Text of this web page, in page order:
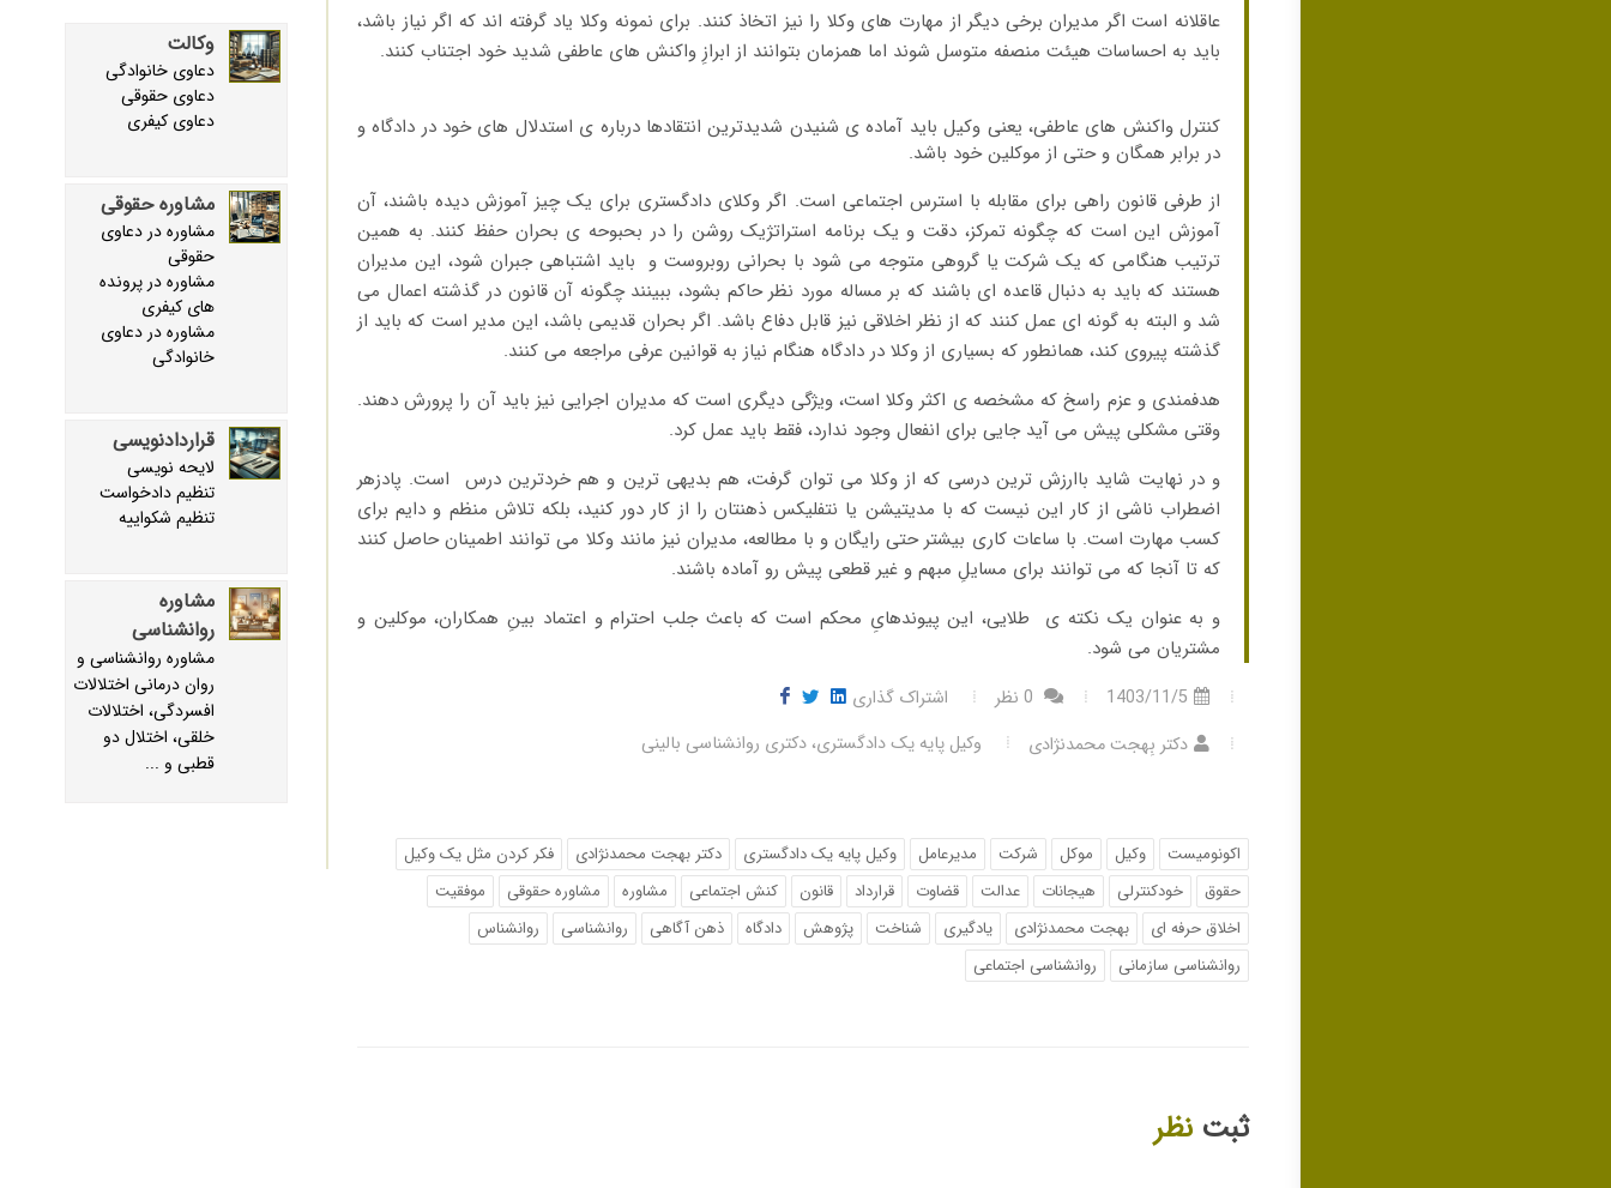
عاقلانه است اگر مدیران برخی دیگر از مهارت های وکلا را نیز اتخاذ کنند. برای نمونه وکلا یاد گرفته اند که اگر نیاز باشد،
باید به احساسات هیئت منصفه متوسل شوند اما همزمان بتوانند از ابرازِ واکنش های عاطفی شدید خود اجتناب کنند.
کنترل واکنش های عاطفی، یعنی وکیل باید آماده ی شنیدن شدیدترین انتقادها درباره ی استدلال های خود در دادگاه و
در برابر همگان و حتی از موکلین خود باشد.
از طرفی قانون راهی برای مقابله با استرس اجتماعی است. اگر وکلای دادگستری برای یک چیز آموزش دیده باشند، آن
آموزش این است که چگونه تمرکز، دقت و یک برنامه استراتژیک روشن را در بحبوحه ی بحران حفظ کنند. به همین
ترتیب هنگامی که یک شرکت یا گروهی متوجه می شود با بحرانی روبروست و باید اشتباهی جبران شود، این مدیران
هستند که باید به دنبال قاعده ای باشند که بر مساله مورد نظر حاکم بشود، ببینند چگونه آن قانون در گذشته اعمال می
شد و البته به گونه ای عمل کنند که از نظر اخلاقی نیز قابل دفاع باشد. اگر بحران قدیمی باشد، این مدیر است که باید از
گذشته پیروی کند، همانطور که بسیاری از وکلا در دادگاه هنگام نیاز به قوانین عرفی مراجعه می کنند.
هدفمندی و عزم راسخ که مشخصه ی اکثر وکلا است، ویژگی دیگری است که مدیران اجرایی نیز باید آن را پرورش دهند.
وقتی مشکلی پیش می آید جایی برای انفعال وجود ندارد، فقط باید عمل کرد.
و در نهایت شاید باارزش ترین درسی که از وکلا می توان گرفت، هم بدیهی ترین و هم خردترین درس است. پادزهر
اضطراب ناشی از کار این نیست که با مدیتیشن یا نتفلیکس ذهنتان را از کار دور کنید، بلکه تلاش منظم و دایم برای
کسب مهارت است. با ساعات کاری بیشتر حتی رایگان و با مطالعه، مدیران نیز مانند وکلا می توانند اطمینان حاصل کنند
که تا آنجا که می توانند برای مسایلِ مبهم و غیر قطعی پیش رو آماده باشند.
و به عنوان یک نکته ی طلایی، این پیوندهایِ محکم است که باعث جلب احترام و اعتماد بینِ همکاران، موکلین و
مشتریان می شود.
1403/11/5
اشتراک گذاری
دکتر بِهجت محمدنژادی
وکیل پایه یک دادگستری، دکتری روانشناسی بالینی
اکونومیست وکیل موکل شرکت مدیرعامل وکیل پایه یک دادگستری دکتر بهجت محمدنژادی
فکر کردن مثل یک وکیل
حقوق
خودکنترلی هیجانات عدالت قضاوت قرارداد قانون کنش اجتماعی مشاوره مشاوره حقوقی
موفقیت
اخلاق حرفه ای
بهجت محمدنژادی یادگیری شناخت پژوهش دادگاه ذهن آگاهی روانشناسی
روانشناس
روانشناسی سازمانی
روانشناسی اجتماعی
ثبت نظر
وکالت
دعاوی خانوادگی
دعاوی حقوقی
دعاوی کیفری
مشاوره حقوقی
مشاوره در دعاوی
حقوقی
مشاوره در پرونده
های کیفری
مشاوره در دعاوی
خانوادگی
قراردادنویسی
لایحه نویسی
تنظیم دادخواست
تنظیم شکواییه
مشاوره
روانشناسی
مشاوره روانشناسی و
روان درمانی اختلالات
افسردگی، اختلالات
خلقی، اختلال دو
قطبی و ...